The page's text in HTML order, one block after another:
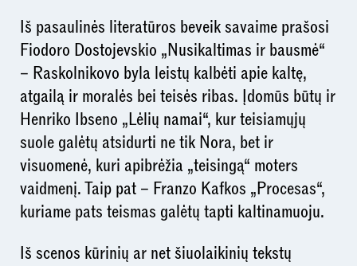
Iš pasaulinės literatūros beveik savaime prašosi
Fiodoro Dostojevskio „Nusikaltimas ir bausmė“
– Raskolnikovo byla leistų kalbėti apie kaltę,
atgailą ir moralės bei teisės ribas. Įdomūs būtų ir
Henriko Ibseno „Lėlių namai“, kur teisiamųjų
suole galėtų atsidurti ne tik Nora, bet ir
visuomenė, kuri apibrėžia „teisingą“ moters
vaidmenį. Taip pat – Franzo Kafkos „Procesas“,
kuriame pats teismas galėtų tapti kaltinamuoju.
Iš scenos kūrinių ar net šiuolaikinių tekstų